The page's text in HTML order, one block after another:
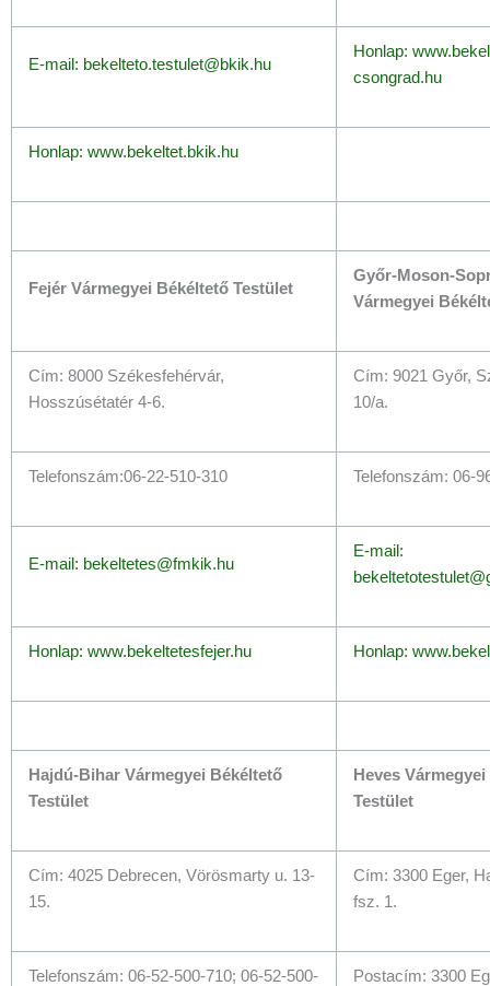
E-mail: bekelteto.testulet@bkik.hu
Honlap:
csongrad.hu
Honlap: www.bekeltet.bkik.hu
Fejér Vármegyei Békéltető Testület
Győr-Moson-
Vármegyei
Cím: 8000 Székesfehérvár,
Hosszúsétatér 4-6.
Cím: 9021 Győr,
10/a.
Telefonszám:06-22-510-310 Telefonszám: 06-
E-mail: bekeltetes@fmkik.hu
E-mail:
Honlap: www.bekeltetesfejer.hu Honlap:
Hajdú-Bihar Vármegyei Békéltető
Testület
Heves
Testület
Cím: 4025 Debrecen, Vörösmarty u. 13-
15.
Cím: 3300 Eger,
fsz. 1.
Telefonszám: 06-52-500-710; 06-52-500-
Postacím: 3300